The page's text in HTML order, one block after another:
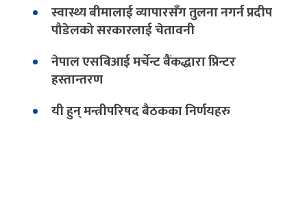
स्वास्थ्य बीमालाई व्यापारसँग तुलना नगर्न प्रदीप
पौडेलको सरकारलाई चेतावनी
नेपाल एसबिआई मर्चेन्ट बैंकद्धारा प्रिन्टर
हस्तान्तरण
यी हुन् मन्त्रीपरिषद बैठकका निर्णयहरु